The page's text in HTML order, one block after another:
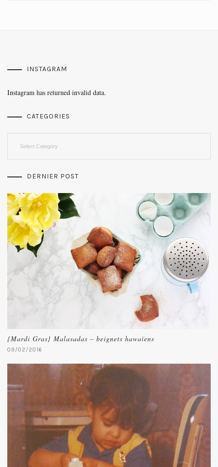
INSTAGRAM
Instagram has returned invalid data.
CATEGORIES
DERNIER POST
{Mardi Gras} Malasadas – beignets hawaïens
09/02/2016